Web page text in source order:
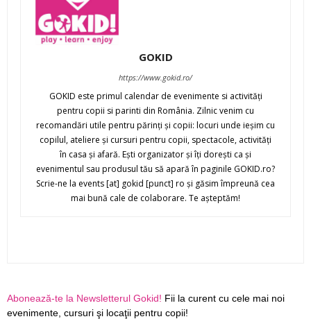
GOKID
https://www.gokid.ro/
GOKID este primul calendar de evenimente si activităţi
pentru copii si parinti din România. Zilnic venim cu
recomandări utile pentru părinţi şi copii: locuri unde ieşim cu
copilul, ateliere şi cursuri pentru copii, spectacole, activităţi
în casa şi afară. Eşti organizator şi îţi doreşti ca şi
evenimentul sau produsul tău să apară în paginile GOKID.ro?
Scrie-ne la events [at] gokid [punct] ro şi găsim împreună cea
mai bună cale de colaborare. Te aşteptăm!
Abonează-te la Newsletterul Gokid! Fii la curent cu cele mai noi
evenimente, cursuri şi locaţii pentru copii!